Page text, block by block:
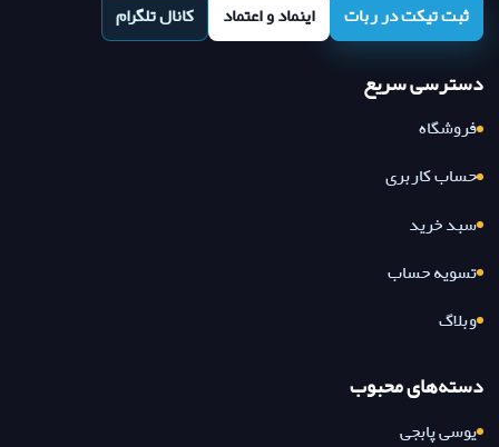
ثبت تیکت در ربات
اینماد و اعتماد کانال تلگرام
دسترسی سریع
فروشگاه
حساب کاربری
سبد خرید
تسویه حساب
وبلاگ
دسته‌های محبوب
یوسی پابجی